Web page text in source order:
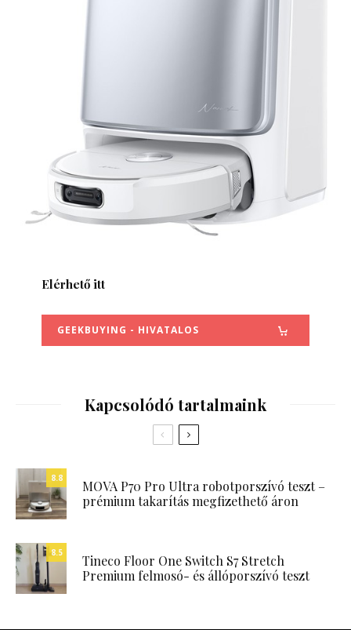
Elérhető itt
GEEKBUYING - HIVATALOS
Kapcsolódó tartalmaink
8.8
MOVA P70 Pro Ultra robotporszívó teszt –
prémium takarítás megfizethető áron
8.5
Tineco Floor One Switch S7 Stretch
Premium felmosó- és állóporszívó teszt